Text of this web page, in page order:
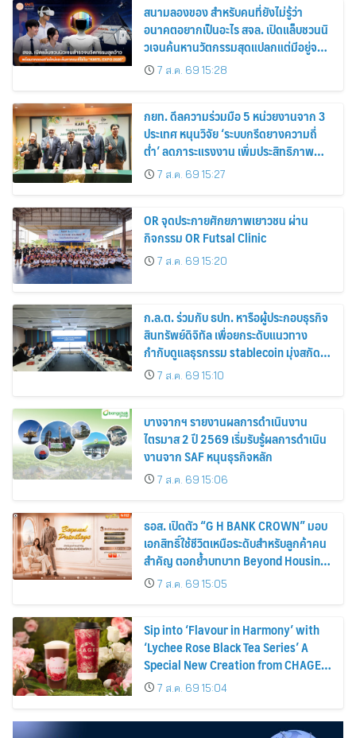
สนามลองของ สำหรับคนที่ยังไม่รู้ว่า
อนาคตอยากเป็นอะไร สจล. เปิดแล็บชวนนิ
วเจนค้นหานวัตกรรมสุดแปลกแต่มีอยู่จริง
พร้อมทดลองสกิลใหม่และค้นหาคณะที่ใช่
ใน “KMITL EXPO 2026”
7 ส.ค. 69 15:28
กยท. ดีลความร่วมมือ 5 หน่วยงานจาก 3
ประเทศ หนุนวิจัย ‘ระบบกรีดยางความถี่
ต่ำ’ ลดภาระแรงงาน เพิ่มประสิทธิภาพ
การจัดการสวนยาง เสริมคุณภาพผลผลิต
ยาง
7 ส.ค. 69 15:27
OR จุดประกายศักยภาพเยาวชน ผ่าน
กิจกรรม OR Futsal Clinic
7 ส.ค. 69 15:20
ก.ล.ต. ร่วมกับ ธปท. หารือผู้ประกอบธุรกิจ
สินทรัพย์ดิจิทัล เพื่อยกระดับแนวทาง
กำกับดูแลธุรกรรม stablecoin มุ่งสกัด
กั้นอาชญากรรมทางเทคโนโลยี
7 ส.ค. 69 15:10
บางจากฯ รายงานผลการดำเนินงาน
ไตรมาส 2 ปี 2569 เริ่มรับรู้ผลการดำเนิน
งานจาก SAF หนุนธุรกิจหลัก
7 ส.ค. 69 15:06
ธอส. เปิดตัว “G H BANK CROWN” มอบ
เอกสิทธิ์ใช้ชีวิตเหนือระดับสำหรับลูกค้าคน
สำคัญ ตอกย้ำบทบาท Beyond Housing
Bank7 ส.ค. 69 15:05
Sip into ‘Flavour in Harmony’ with
‘Lychee Rose Black Tea Series’ A
Special New Creation from CHAGEE,
Exclusively for Thailand
7 ส.ค. 69 15:04